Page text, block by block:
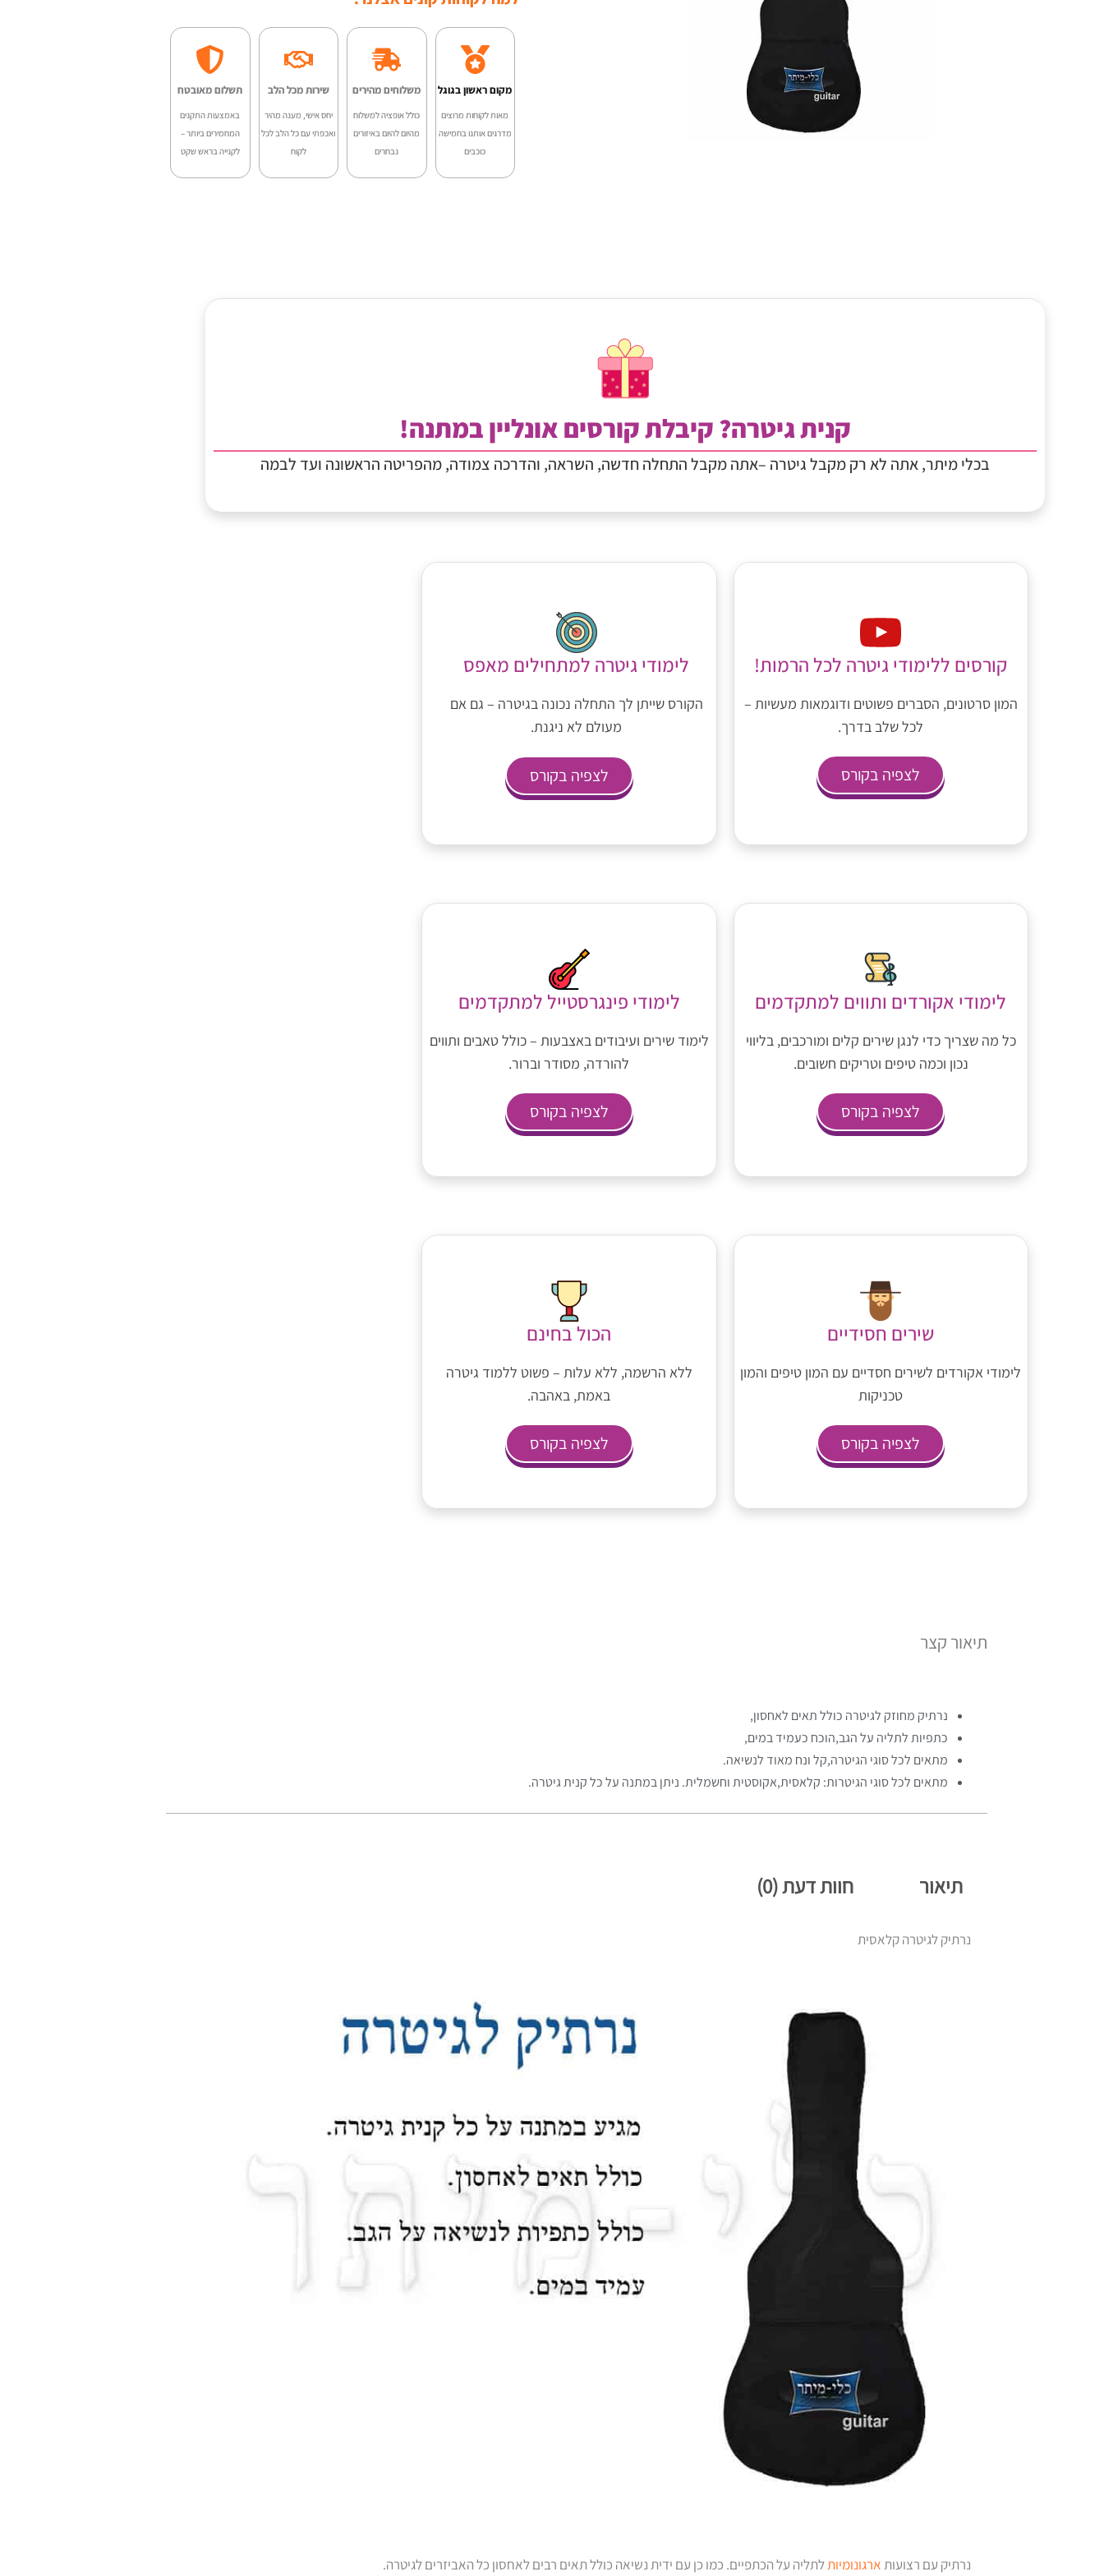
מקום ראשון בגוגל
מאות לקוחות מרוצים
מדרגים אותנו בחמישה
כוכבים
משלוחים מהירים
כולל אופציה למשלוח
מהיום להיום באיזורים
נבחרים
שירות מכל הלב
יחס אישי, מענה מהיר
ואכפתי עם כל הלב לכל
לקוח
תשלום מאובטח
באמצעות התקנים
המחמירים ביותר –
לקנייה בראש שקט
קנית גיטרה? קיבלת קורסים אונליין במתנה!
בכלי מיתר, אתה לא רק מקבל גיטרה –אתה מקבל התחלה חדשה, השראה, והדרכה צמודה, מהפריטה הראשונה ועד לבמה
קורסים ללימודי גיטרה לכל הרמות!
המון סרטונים, הסברים פשוטים ודוגמאות מעשיות –
לכל שלב בדרך.
לצפיה בקורס
לימודי גיטרה למתחילים מאפס
הקורס שייתן לך התחלה נכונה בגיטרה – גם אם
מעולם לא ניגנת.
לצפיה בקורס
לימודי אקורדים ותווים למתקדמים
כל מה שצריך כדי לנגן שירים קלים ומורכבים, בליווי
נכון וכמה טיפים וטריקים חשובים.
לצפיה בקורס
לימודי פינגרסטייל למתקדמים
לימוד שירים ועיבודים באצבעות – כולל טאבים ותווים
להורדה, מסודר וברור.
לצפיה בקורס
שירים חסידיים
לימודי אקורדים לשירים חסדיים עם המון טיפים והמון
טכניקות
לצפיה בקורס
הכול בחינם
ללא הרשמה, ללא עלות – פשוט ללמוד גיטרה
באמת, באהבה.
לצפיה בקורס
תיאור קצר
נרתיק מחוזק לגיטרה כולל תאים לאחסון,
כתפיות לתליה על הגב,הוכח כעמיד במים,
מתאים לכל סוגי הגיטרה,קל ונח מאוד לנשיאה.
מתאים לכל סוגי הגיטרות: קלאסית,אקוסטית וחשמלית. ניתן במתנה על כל קנית גיטרה.
תיאור חוות דעת (0)
נרתיק לגיטרה קלאסית
נרתיק עם רצועותארגונומיותלתליה על הכתפיים. כמו כן עם ידית נשיאה כולל תאים רבים לאחסון כל האביזרים לגיטרה.